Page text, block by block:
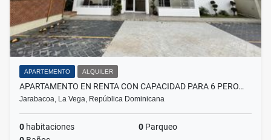
APARTEMENTO ALQUILER
APARTAMENTO EN RENTA CON CAPACIDAD PARA 6 PERO…
Jarabacoa, La Vega, República Dominicana
0 habitaciones 0 Parqueo